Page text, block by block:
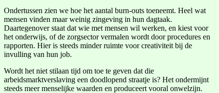
Ondertussen zien we hoe het aantal burn-outs toeneemt. Heel wat
mensen vinden maar weinig zingeving in hun dagtaak.
Daartegenover staat dat wie met mensen wil werken, en kiest voor
het onderwijs, of de zorgsector vermalen wordt door procedures en
rapporten. Hier is steeds minder ruimte voor creativiteit bij de
invulling van hun job.
Wordt het niet stilaan tijd om toe te geven dat die
arbeidsmarktverslaving een doodlopend straatje is? Het ondermijnt
steeds meer menselijke waarden en produceert vooral onwelzijn.